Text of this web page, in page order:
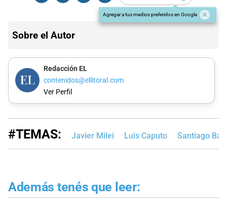
Agregar a tus medios preferidos en Google
Sobre el Autor
Redacción EL
contenidos@ellitoral.com
Ver Perfil
#TEMAS: Javier Milei Luis Caputo Santiago
Además tenés que leer: